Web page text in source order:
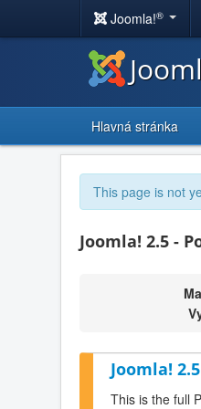
Joomla!®
Hlavná stránka
This page is not
Joomla! 2.5 -
Joomla!
This is the full